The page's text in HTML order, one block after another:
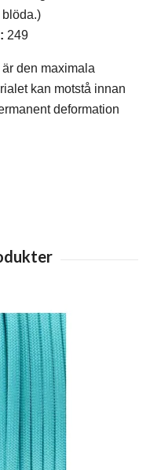
blöda.)
249
den maximala
kan motstå innan
deformation